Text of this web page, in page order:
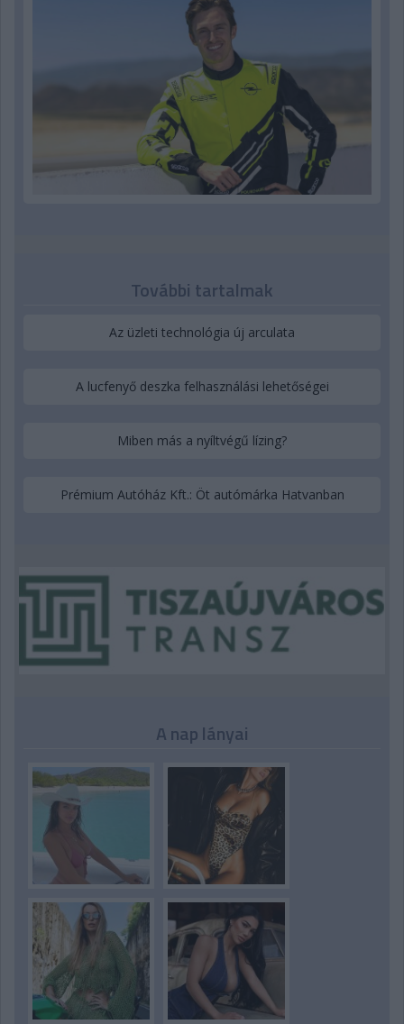
További tartalmak
Az üzleti technológia új arculata
A lucfenyő deszka felhasználási lehetőségei
Miben más a nyíltvégű lízing?
Prémium Autóház Kft.: Öt autómárka Hatvanban
A nap lányai